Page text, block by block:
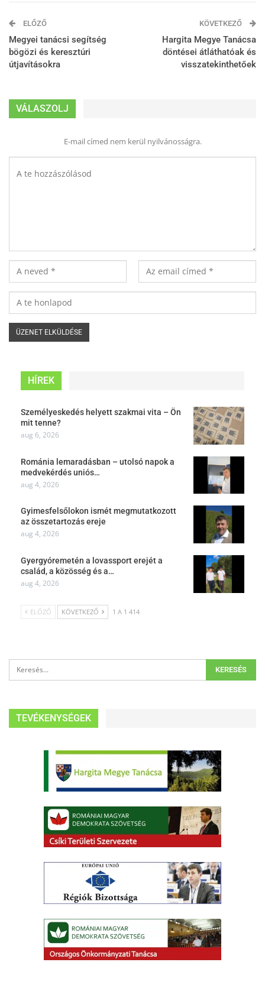
ELŐZŐ
Megyei tanácsi segítség
bögözi és keresztúri
útjavításokra
KÖVETKEZŐ
Hargita Megye Tanácsa
döntései átláthatóak és
visszatekinthetőek
VÁLASZOLJ
E-mail címed nem kerül nyilvánosságra.
HÍREK
Személyeskedés helyett szakmai vita – Ön
mit tenne?
aug 6, 2026
Románia lemaradásban – utolsó napok a
medvekérdés uniós…
aug 4, 2026
Gyimesfelsőlokon ismét megmutatkozott
az összetartozás ereje
aug 4, 2026
Gyergyóremetén a lovassport erejét a
család, a közösség és a…
aug 4, 2026
ELŐZŐ KÖVETKEZŐ 1 A 1 414
TEVÉKENYSÉGEK